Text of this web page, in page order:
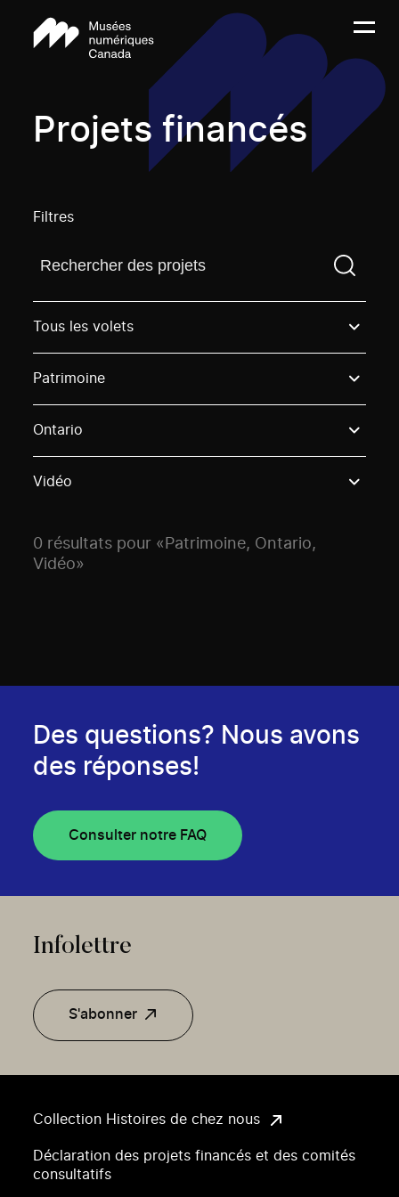
Projets financés
Filtres
Trouvez un projetVous devez saisir un terme de
Tous les volets
Patrimoine
Ontario
Vidéo
0 résultats pour «Patrimoine, Ontario,
Vidéo»
Collection Histoires de chez nous
Déclaration des projets financés et des comités
consultatifs
Des questions? Nous avons
des réponses!
Consulter notre FAQ
Infolettre
S'abonner